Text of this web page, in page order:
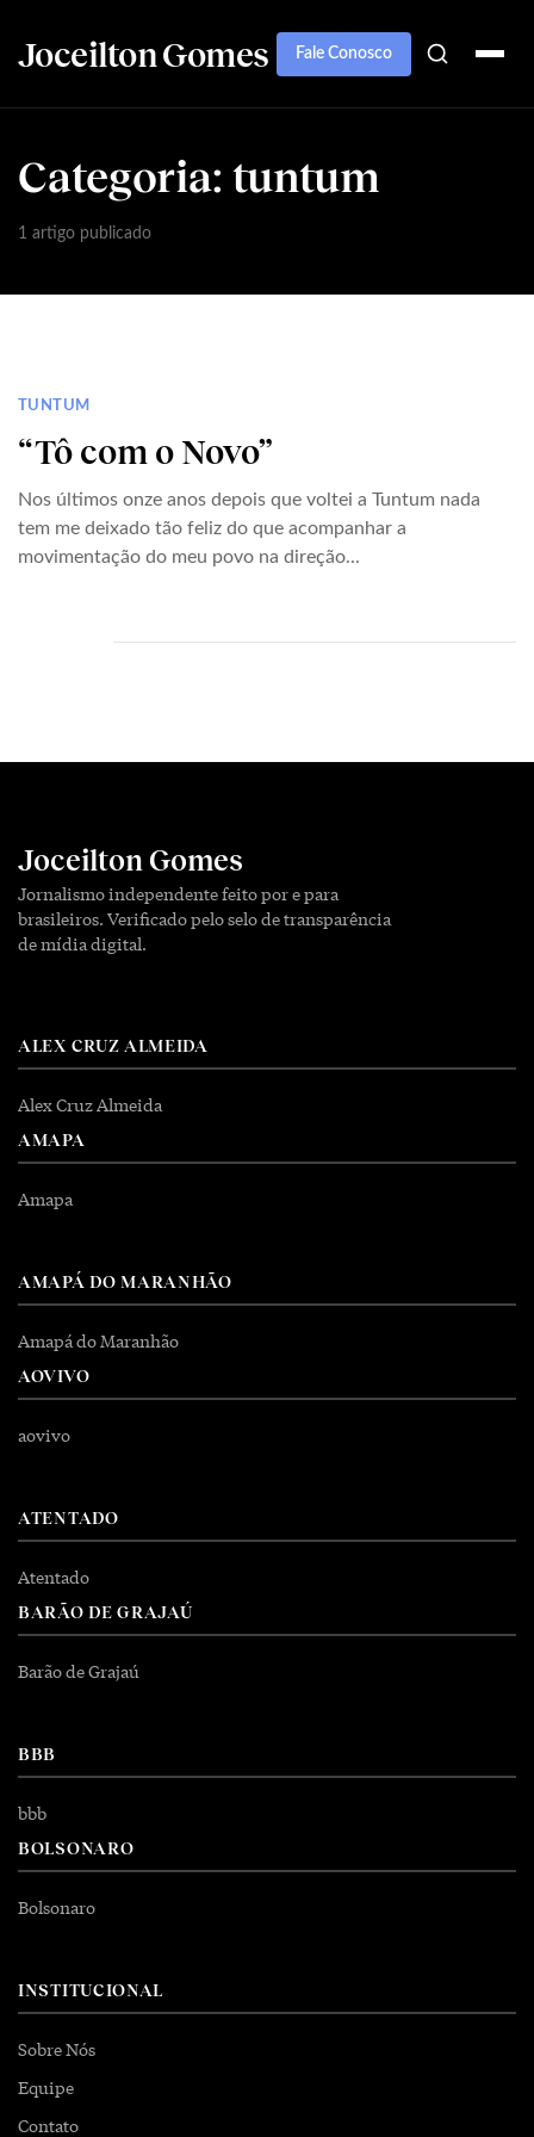
Joceilton Gomes Fale Conosco
Categoria: tuntum
1 artigo publicado
TUNTUM
“Tô com o Novo”
Nos últimos onze anos depois que voltei a Tuntum nada
tem me deixado tão feliz do que acompanhar a
movimentação do meu povo na direção...
Joceilton Gomes
Jornalismo independente feito por e para
brasileiros. Verificado pelo selo de transparência
de mídia digital.
ALEX CRUZ ALMEIDA
Alex Cruz Almeida
AMAPA
Amapa
AMAPÁ DO MARANHÃO
Amapá do Maranhão
AOVIVO
aovivo
ATENTADO
Atentado
BARÃO DE GRAJAÚ
Barão de Grajaú
BBB
bbb
BOLSONARO
Bolsonaro
INSTITUCIONAL
Sobre Nós
Equipe
Contato